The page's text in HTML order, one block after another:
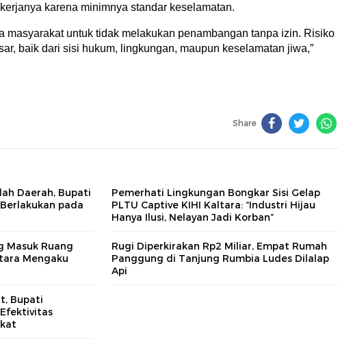
karena minimnya standar keselamatan.
masyarakat untuk tidak melakukan penambangan tanpa izin. Risiko
baik dari sisi hukum, lingkungan, maupun keselamatan jiwa,”
Share
Daerah, Bupati
pada
Pemerhati Lingkungan Bongkar Sisi Gelap
PLTU Captive KIHI Kaltara: “Industri Hijau
Hanya Ilusi, Nelayan Jadi Korban”
Masuk Ruang
Mengaku
Rugi Diperkirakan Rp2 Miliar, Empat Rumah
Panggung di Tanjung Rumbia Ludes Dilalap
Api
Bupati